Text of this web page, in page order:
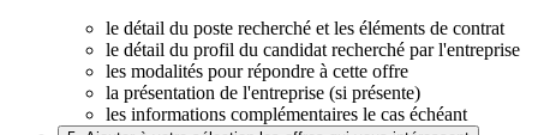
le détail du poste recherché et les éléments de contrat
le détail du profil du candidat recherché par l'entreprise
les modalités pour répondre à cette offre
la présentation de l'entreprise (si présente)
les informations complémentaires le cas échéant